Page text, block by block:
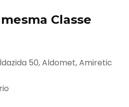
Classe
50, Aldomet, Amiretic